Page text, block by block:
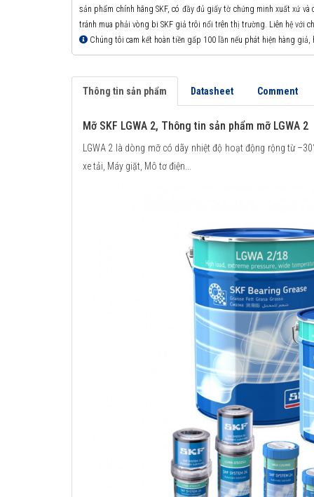
sản phẩm chính hãng SKF, có đầy đủ giấy tờ chứng minh xuất xứ
tránh mua phải vòng bi SKF giả trôi nổi trên thị trường. Liên hệ với
Chúng tôi cam kết hoàn tiền gấp 100 lần nếu phát hiện hàng giả,
Thông tin sản phẩm Datasheet Comment
Mỡ SKF LGWA 2, Thông tin sản phẩm mỡ LGWA 2
LGWA 2 là dòng mỡ có dãy nhiệt độ hoạt động rộng từ
xe tải, Máy giặt, Mô tơ điện...